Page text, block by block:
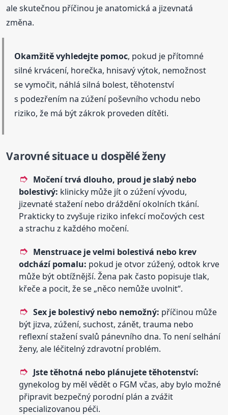
ale skutečnou příčinou je anatomická a jizevnatá
změna.
Okamžitě vyhledejte pomoc, pokud je přítomné
silné krvácení, horečka, hnisavý výtok, nemožnost
se vymočit, náhlá silná bolest, těhotenství
s podezřením na zúžení poševního vchodu nebo
riziko, že má být zákrok proveden dítěti.
Varovné situace u dospělé ženy
Močení trvá dlouho, proud je slabý nebo
bolestivý: klinicky může jít o zúžení vývodu,
jizevnaté stažení nebo dráždění okolních tkání.
Prakticky to zvyšuje riziko infekcí močových cest
a strachu z každého močení.
Menstruace je velmi bolestivá nebo krev
odchází pomalu: pokud je otvor zúžený, odtok krve
může být obtížnější. Žena pak často popisuje tlak,
křeče a pocit, že se „něco nemůže uvolnit“.
Sex je bolestivý nebo nemožný: příčinou může
být jizva, zúžení, suchost, zánět, trauma nebo
reflexní stažení svalů pánevního dna. To není selhání
ženy, ale léčitelný zdravotní problém.
Jste těhotná nebo plánujete těhotenství:
gynekolog by měl vědět o FGM včas, aby bylo možné
připravit bezpečný porodní plán a zvážit
specializovanou péči.